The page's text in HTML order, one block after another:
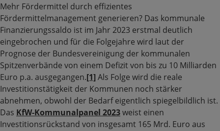
Mehr Fördermittel durch effizientes
Fördermittelmanagement generieren? Das kommunale
Finanzierungssaldo ist im Jahr 2023 erstmal deutlich
eingebrochen und für die Folgejahre wird laut der
Prognose der Bundesvereinigung der kommunalen
Spitzenverbände von einem Defizit von bis zu 10 Milliarden
Euro p.a. ausgegangen.[1] Als Folge wird die reale
Investitionstätigkeit der Kommunen noch stärker
abnehmen, obwohl der Bedarf eigentlich spiegelbildlich ist.
Das KfW-Kommunalpanel 2023weist einen
Investitionsrückstand von insgesamt 165 Mrd. Euro aus